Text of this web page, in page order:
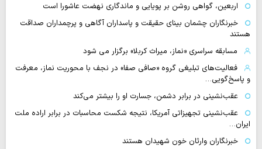
اربعین، گواهی روشن بر پویایی و ماندگاری نهضت عاشورا است
خبرنگاران چشمان بینای حقیقت و پاسداران آگاهی و پرچمداران صداقت
هستند
مسابقه سراسری «نماز، میراث کربلا» برگزار می شود
فعالیت‌های تبلیغی گروه «صافی صفا» در نجف با محوریت نماز، معرفت
و پاسخ‌گویی…
عقب‌نشینی در برابر دشمن، جسارت او را بیشتر می‌کند
عقب‌نشینی تجهیزاتی آمریکا، نتیجه شکست محاسبات در برابر اراده ملت
ایران…
خبرنگاران وارثان خون شهیدان هستند